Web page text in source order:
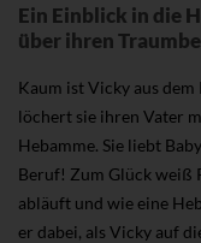
Ein Einblick in die
über ihren
Kaum ist Vicky aus
löchert sie ihren Vater
Hebamme. Sie liebt
Beruf! Zum Glück weiß
abläuft und wie eine
er dabei, als Vicky auf